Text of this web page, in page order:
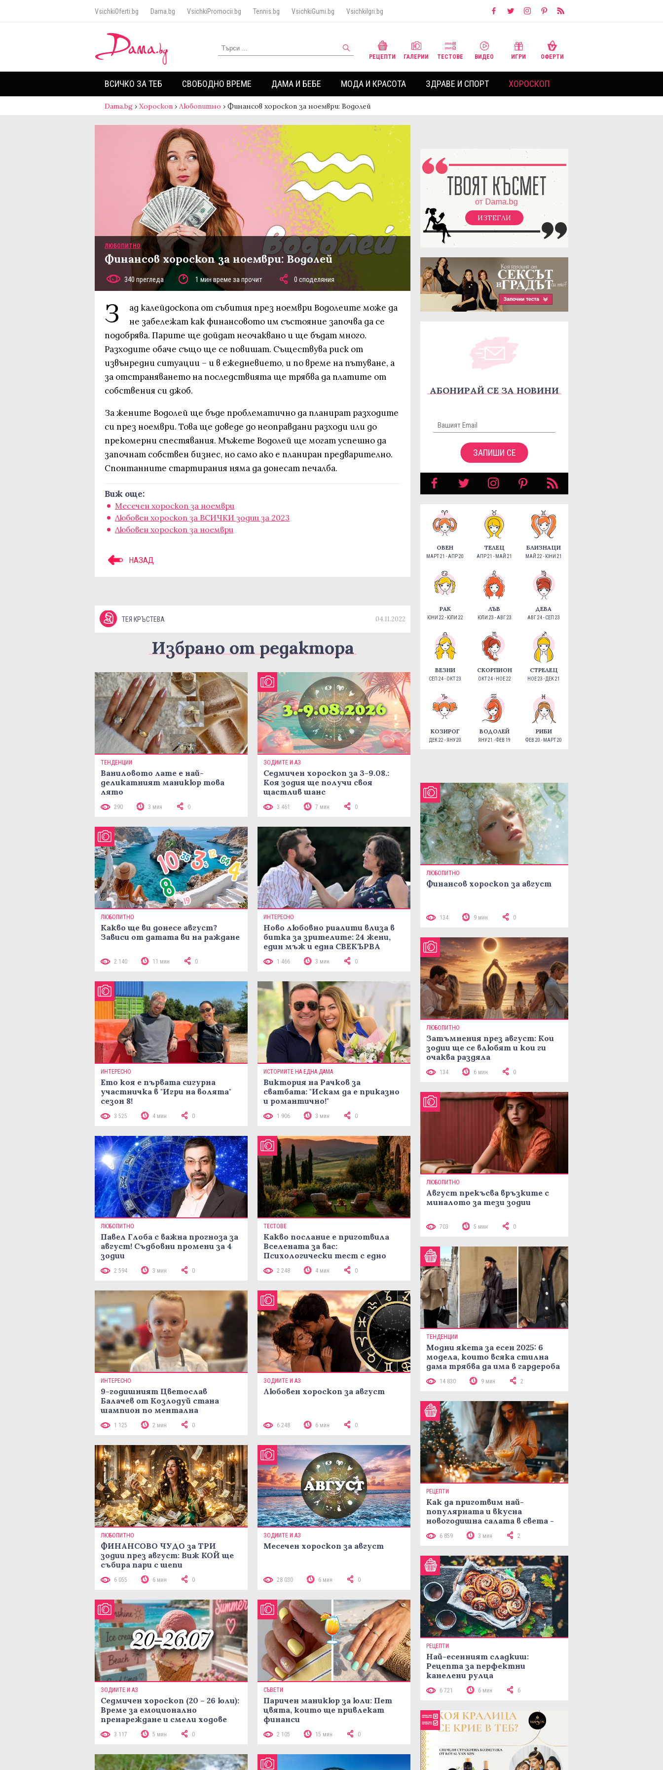
VsichkiOferti.bg Dama.bg VsichkiPromocii.bg Tennis.bg VsichkiGumi.bg VsichkiIgri.bg
РЕЦЕПТИ ГАЛЕРИИ ТЕСТОВЕ ВИДЕО ИГРИ ОФЕРТИ
ВСИЧКО ЗА ТЕБ СВОБОДНО ВРЕМЕ ДАМА И БЕБЕ МОДА И КРАСОТА ЗДРАВЕ И СПОРТ ХОРОСКОП
Dama.bg › Хороскоп › Любопитно › Финансов хороскоп за ноември: Водолей
ЛЮБОПИТНО
Финансов хороскоп за ноември: Водолей
340 прегледа 1 мин време за прочит 0 споделяния
З
ад калейдоскопа от събития през ноември Водолеите може да
не забележат как финансовото им състояние започва да се
подобрява. Парите ще дойдат неочаквано и ще бъдат много.
Разходите обаче също ще се повишат. Съществува риск от
извънредни ситуации – и в ежедневието, и по време на пътуване, а
за отстраняването на последствията ще трябва да платите от
собствения си джоб.
За жените Водолей ще бъде проблематично да планират разходите
си през ноември. Това ще доведе до неоправдани разходи или до
прекомерни спестявания. Мъжете Водолей ще могат успешно да
започнат собствен бизнес, но само ако е планиран предварително.
Спонтанните стартирания няма да донесат печалба.
Виж още:
Месечен хороскоп за ноември
Любовен хороскоп за ВСИЧКИ зодии за 2023
Любовен хороскоп за ноември
НАЗАД
ТЕЯ КРЪСТЕВА 04.11.2022
Избрано от редактора
ТЕНДЕНЦИИ
Ваниловото лате е най-
деликатният маникюр това
лято
290 3 мин 0
ЗОДИИТЕ И АЗ
Седмичен хороскоп за 3-9.08.:
Коя зодия ще получи своя
щастлив шанс
3 461 7 мин 0
ЛЮБОПИТНО
Какво ще ви донесе август?
Зависи от датата ви на ражданe
2 140 11 мин 0
ИНТЕРЕСНО
Ново любовно риалити влиза в
битка за зрителите: 24 жени,
един мъж и една СВЕКЪРВА
1 466 3 мин 0
ИНТЕРЕСНО
Ето коя е първата сигурна
участничка в "Игри на волята"
сезон 8!
3 525 4 мин 0
ИСТОРИИТЕ НА ЕДНА ДАМА
Виктория на Рачков за
сватбата: "Искам да е приказно
и романтично!"
1 906 3 мин 0
ЛЮБОПИТНО
Павел Глоба с важна прогноза за
август! Съдбовни промени за 4
зодии
2 594 3 мин 0
ТЕСТОВЕ
Какво послание е приготвила
Вселената за вас:
Психологически тест с едно
2 248 4 мин 0
ИНТЕРЕСНО
9-годишният Цветослав
Балачев от Козлодуй стана
шампион по ментална
аритметика с 320 задачи за 10
минути
1 125 2 мин 0
ЗОДИИТЕ И АЗ
Любовен хороскоп за август
6 248 6 мин 0
ЛЮБОПИТНО
ФИНАНСОВО ЧУДО за ТРИ
зодии през август: Виж КОЙ ще
събира пари с шепи
6 055 6 мин 0
ЗОДИИТЕ И АЗ
Месечен хороскоп за август
28 030 6 мин 0
ЗОДИИТЕ И АЗ
Седмичен хороскоп (20 – 26 юли):
Време за емоционално
пренареждане и смели ходове
3 117 5 мин 0
СЪВЕТИ
Паричен маникюр за юли: Пет
цвята, които ще привлекат
финанси
2 105 15 мин 0
ИЗТЕГЛИ
АБОНИРАЙ СЕ ЗА НОВИНИ
ЗАПИШИ СЕ
ОВЕН
МАРТ 21 - АПР 20
ТЕЛЕЦ
АПР 21 - МАЙ 21
БЛИЗНАЦИ
МАЙ 22 - ЮНИ 21
РАК
ЮНИ 22 - ЮЛИ 22
ЛЪВ
ЮЛИ 23 - АВГ 23
ДЕВА
АВГ 24 - СЕП 23
ВЕЗНИ
СЕП 24 - ОКТ 23
СКОРПИОН
ОКТ 24 - НОЕ 22
СТРЕЛЕЦ
НОЕ 23 - ДЕК 21
КОЗИРОГ
ДЕК 22 - ЯНУ 20
ВОДОЛЕЙ
ЯНУ 21 - ФЕВ 19
РИБИ
ФЕВ 20 - МАРТ 20
ЛЮБОПИТНО
Финансов хороскоп за август
134 9 мин 0
ЛЮБОПИТНО
Затъмнения през август: Кои
зодии ще се влюбят и кои ги
очаква раздяла
134 6 мин 0
ЛЮБОПИТНО
Август прекъсва връзките с
миналото за тези зодии
703 5 мин 0
ТЕНДЕНЦИИ
Модни якета за есен 2025: 6
модела, които всяка стилна
дама трябва да има в гардероба
14 830 9 мин 2
РЕЦЕПТИ
Как да приготвим най-
популярната и вкусна
новогодишна салата в света -
рецепта Мимоза
6 859 3 мин 2
РЕЦЕПТИ
Най-есенният сладкиш:
Рецепта за перфектни
канелени рулца
6 721 6 мин 6